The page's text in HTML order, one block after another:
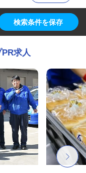
検索条件を保存
求人